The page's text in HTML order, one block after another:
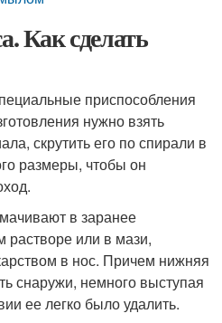
Как сделать
приспособления
нужно взять
скрутить его по спирали в
размеры, чтобы он
в заранее
растворе или в мази,
в нос. Причем нижняя
снаружи, немного выступая
ее легко было удалить.